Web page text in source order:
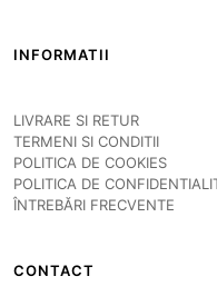
INFORMATII
LIVRARE SI RETUR
TERMENI SI CONDITII
POLITICA DE COOKIES
POLITICA DE
ÎNTREBĂRI FRECVENTE
CONTACT